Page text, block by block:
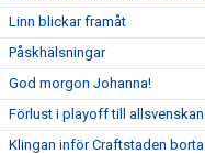
Linn blickar framåt
Påskhälsningar
God morgon Johanna!
Förlust i playoff till allsvenskan
Klingan inför Craftstaden borta